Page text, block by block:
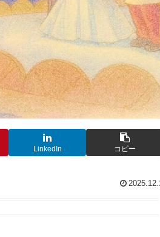
LinkedIn コピー